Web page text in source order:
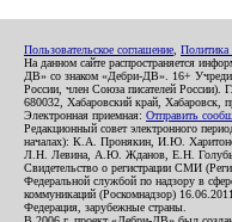
Пользовательское соглашение Политика
На данном сайте распространяется
ДВ» со знаком «Дебри-ДВ». 16+
России, член Союза писателей
680032, Хабаровский край, Хабаровск,
Электронная приемная: Отправить
Редакционный совет электронного
началах): К.А. Пронякин, И.Ю.
Л.Н. Левина, А.Ю. Жданов, Е.Н.
Свидетельство о регистрации СМИ
Федеральной службой по надзору в
коммуникаций (Роскомнадзор)
Федерация, зарубежные страны.